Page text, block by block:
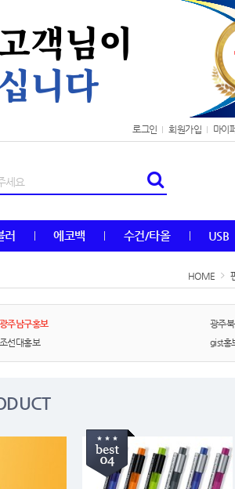
로그인 회원가입 마이
러 에코백 수건/타올 USB
HOME
광주남구홍보
광주
조선대홍보 gist홍